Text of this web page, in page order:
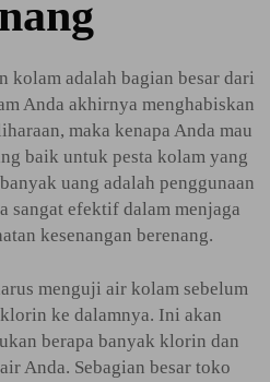
kolam adalah bagian besar dari
Anda akhirnya menghabiskan
maka kenapa Anda mau
baik untuk pesta kolam yang
uang adalah penggunaan
sangat efektif dalam menjaga
kesenangan berenang.
menguji air kolam sebelum
ke dalamnya. Ini akan
berapa banyak klorin dan
Anda. Sebagian besar toko